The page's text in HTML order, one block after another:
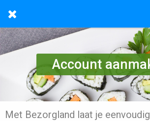
Account
Met Bezorgland laat je